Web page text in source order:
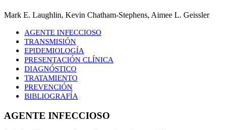
Mark E. Laughlin, Kevin Chatham-Stephens, Aimee L. Geissler
AGENTE INFECCIOSO
TRANSMISIÓN
EPIDEMIOLOGÍA
PRESENTACIÓN CLÍNICA
DIAGNÓSTICO
TRATAMIENTO
PREVENCIÓN
BIBLIOGRAFÍA
AGENTE INFECCIOSO